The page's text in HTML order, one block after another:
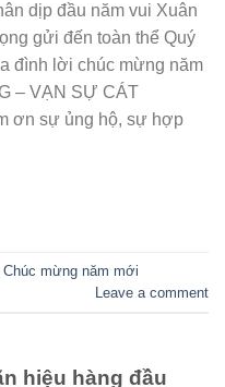
dịp đầu năm vui Xuân
gửi đến toàn thể Quý
đình lời chúc mừng năm
– VẠN SỰ CÁT
ơn sự ủng hộ, sự hợp
Chúc mừng năm mới
Leave a comment
hiệu hàng đầu